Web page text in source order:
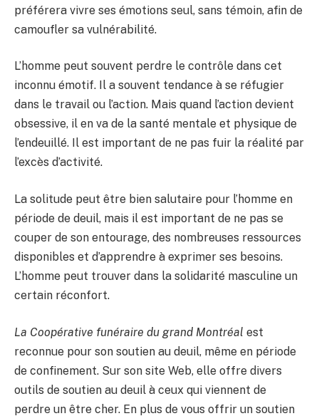
préférera vivre ses émotions seul, sans témoin, afin de
camoufler sa vulnérabilité.
L’homme peut souvent perdre le contrôle dans cet
inconnu émotif. Il a souvent tendance à se réfugier
dans le travail ou l’action. Mais quand l’action devient
obsessive, il en va de la santé mentale et physique de
l’endeuillé. Il est important de ne pas fuir la réalité par
l’excès d’activité.
La solitude peut être bien salutaire pour l’homme en
période de deuil, mais il est important de ne pas se
couper de son entourage, des nombreuses ressources
disponibles et d’apprendre à exprimer ses besoins.
L’homme peut trouver dans la solidarité masculine un
certain réconfort.
La Coopérative funéraire du grand Montréal est
reconnue pour son soutien au deuil, même en période
de confinement. Sur son site Web, elle offre divers
outils de soutien au deuil à ceux qui viennent de
perdre un être cher. En plus de vous offrir un soutien